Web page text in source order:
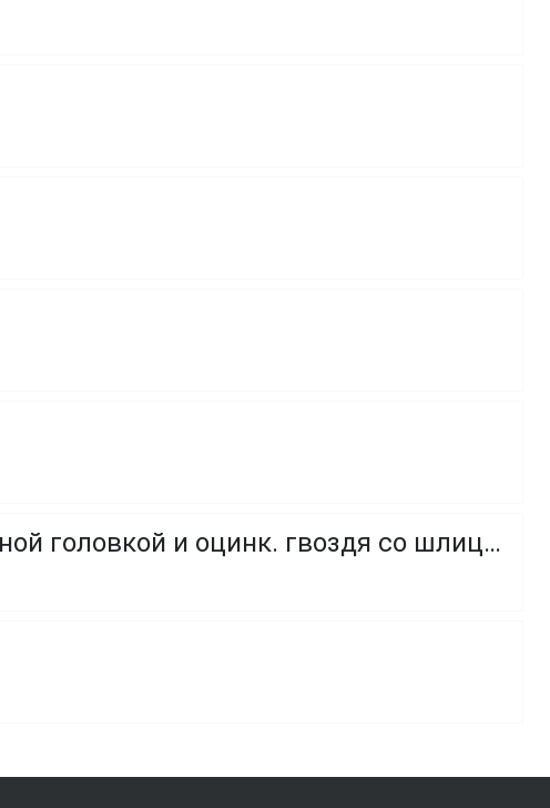
Гвоздевой дюбель в сборе. (нейл дюбель PA 6 с потайной головкой и оцинк. гвоздя со шлицем Pozi.)